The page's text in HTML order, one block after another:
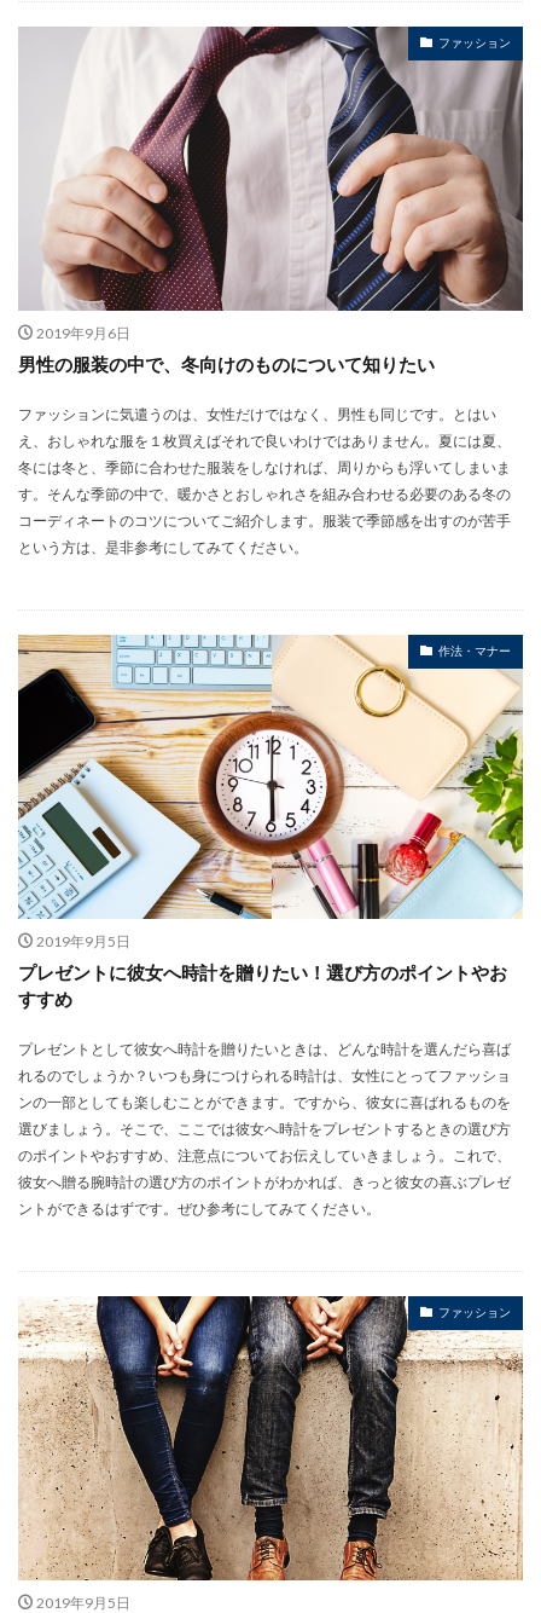
ファッション
2019年9月6日
男性の服装の中で、冬向けのものについて知りたい
ファッションに気遣うのは、女性だけではなく、男性も同じです。とはい
え、おしゃれな服を１枚買えばそれで良いわけではありません。夏には夏、
冬には冬と、季節に合わせた服装をしなければ、周りからも浮いてしまいま
す。そんな季節の中で、暖かさとおしゃれさを組み合わせる必要のある冬の
コーディネートのコツについてご紹介します。服装で季節感を出すのが苦手
という方は、是非参考にしてみてください。
作法・マナー
2019年9月5日
プレゼントに彼女へ時計を贈りたい！選び方のポイントやお
すすめ
プレゼントとして彼女へ時計を贈りたいときは、どんな時計を選んだら喜ば
れるのでしょうか？いつも身につけられる時計は、女性にとってファッショ
ンの一部としても楽しむことができます。ですから、彼女に喜ばれるものを
選びましょう。そこで、ここでは彼女へ時計をプレゼントするときの選び方
のポイントやおすすめ、注意点についてお伝えしていきましょう。これで、
彼女へ贈る腕時計の選び方のポイントがわかれば、きっと彼女の喜ぶプレゼ
ントができるはずです。ぜひ参考にしてみてください。
ファッション
2019年9月5日